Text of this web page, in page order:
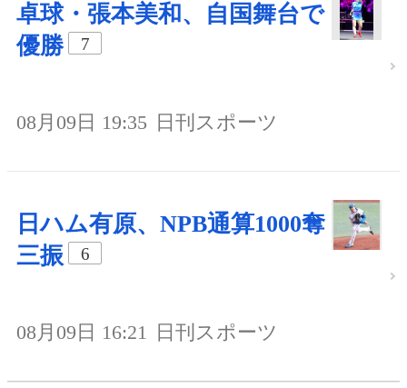
卓球・張本美和、自国舞台で
優勝
7
08月09日 19:35 日刊スポーツ
日ハム有原、NPB通算1000奪
三振
6
08月09日 16:21 日刊スポーツ